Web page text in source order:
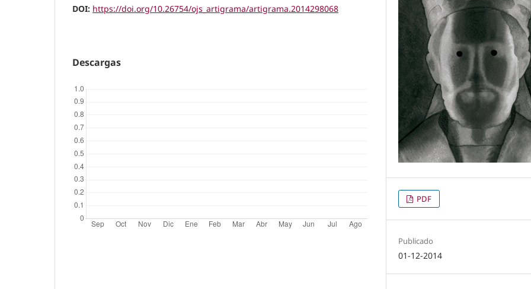
DOI: https://doi.org/10.26754/ojs_artigrama/artigrama.2014298068
Descargas
PDF
Publicado
01-12-2014